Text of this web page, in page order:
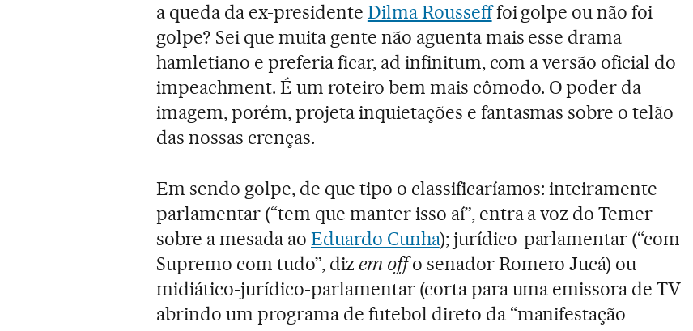
a queda da ex-presidente Dilma Roussefffoi golpe ou não foi
golpe? Sei que muita gente não aguenta mais esse drama
hamletiano e preferia ficar, ad infinitum, com a versão oficial do
impeachment. É um roteiro bem mais cômodo. O poder da
imagem, porém, projeta inquietações e fantasmas sobre o telão
das nossas crenças.
Em sendo golpe, de que tipo o classificaríamos: inteiramente
parlamentar (“tem que manter isso aí”, entra a voz do Temer
sobre a mesada ao Eduardo Cunha); jurídico-parlamentar (“com
Supremo com tudo”, diz em offo senador Romero Jucá) ou
midiático-jurídico-parlamentar (corta para uma emissora de TV
abrindo um programa de futebol direto da “manifestação